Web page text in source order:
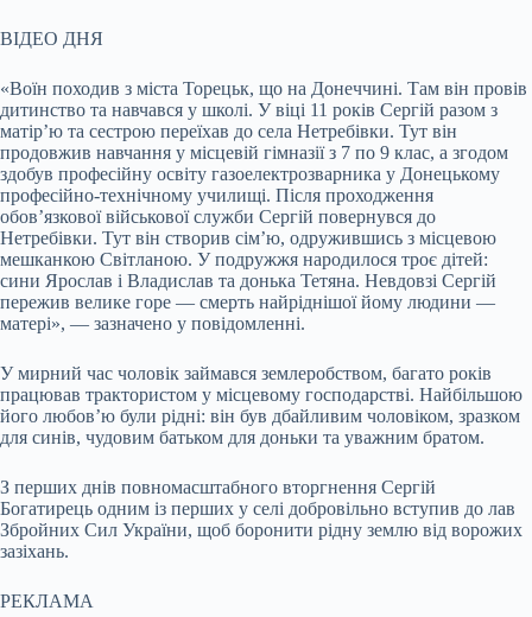
ВІДЕО ДНЯ
«Воїн походив з міста Торецьк, що на Донеччині. Там він провів
дитинство та навчався у школі. У віці 11 років Сергій разом з
матір’ю та сестрою переїхав до села Нетребівки. Тут він
продовжив навчання у місцевій гімназії з 7 по 9 клас, а згодом
здобув професійну освіту газоелектрозварника у Донецькому
професійно-технічному училищі. Після проходження
обов’язкової військової служби Сергій повернувся до
Нетребівки. Тут він створив сім’ю, одружившись з місцевою
мешканкою Світланою. У подружжя народилося троє дітей:
сини Ярослав і Владислав та донька Тетяна. Невдовзі Сергій
пережив велике горе — смерть найріднішої йому людини —
матері», — зазначено у повідомленні.
У мирний час чоловік займався землеробством, багато років
працював трактористом у місцевому господарстві. Найбільшою
його любов’ю були рідні: він був дбайливим чоловіком, зразком
для синів, чудовим батьком для доньки та уважним братом.
З перших днів повномасштабного вторгнення Сергій
Богатирець одним із перших у селі добровільно вступив до лав
Збройних Сил України, щоб боронити рідну землю від ворожих
зазіхань.
РЕКЛАМА